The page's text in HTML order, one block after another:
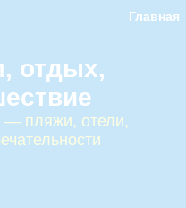
Главная
отдых,
— пляжи, отели,